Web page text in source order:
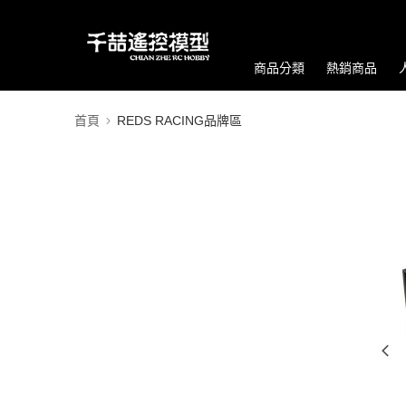
商品分類 熱銷商品
首頁 REDS RACING品牌區